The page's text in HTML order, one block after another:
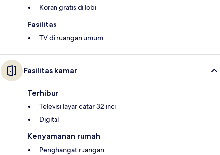
Koran gratis di lobi
Fasilitas
TV di ruangan umum
Fasilitas kamar
Terhibur
Televisi layar datar 32 inci
Digital
Kenyamanan rumah
Penghangat ruangan